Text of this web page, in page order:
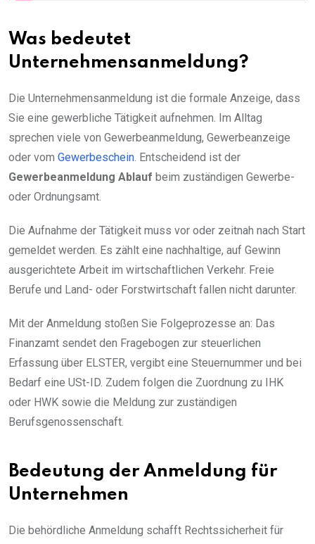
Was bedeutet
Unternehmensanmeldung?
Die Unternehmensanmeldung ist die formale Anzeige, dass
Sie eine gewerbliche Tätigkeit aufnehmen. Im Alltag
sprechen viele von Gewerbeanmeldung, Gewerbeanzeige
oder vom Gewerbeschein . Entscheidend ist der
Gewerbeanmeldung Ablauf beim zuständigen Gewerbe-
oder Ordnungsamt.
Die Aufnahme der Tätigkeit muss vor oder zeitnah nach Start
gemeldet werden. Es zählt eine nachhaltige, auf Gewinn
ausgerichtete Arbeit im wirtschaftlichen Verkehr. Freie
Berufe und Land- oder Forstwirtschaft fallen nicht darunter.
Mit der Anmeldung stoßen Sie Folgeprozesse an: Das
Finanzamt sendet den Fragebogen zur steuerlichen
Erfassung über ELSTER, vergibt eine Steuernummer und bei
Bedarf eine USt-ID. Zudem folgen die Zuordnung zu IHK
oder HWK sowie die Meldung zur zuständigen
Berufsgenossenschaft.
Bedeutung der Anmeldung für
Unternehmen
Die behördliche Anmeldung schafft Rechtssicherheit für